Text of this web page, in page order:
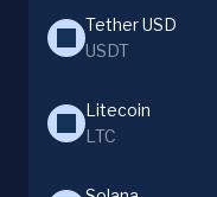
Tether USD
USDT
Litecoin
LTC